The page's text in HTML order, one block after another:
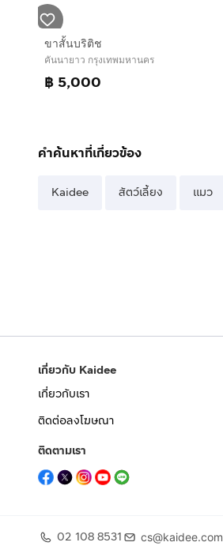
ขาสั้นบริติช
คันนายาว กรุงเทพมหานคร
฿ 5,000
คำค้นหาที่เกี่ยวข้อง
Kaidee สัตว์เลี้ยง แมว
เกี่ยวกับ Kaidee
เกี่ยวกับเรา
ติดต่อลงโฆษณา
ติดตามเรา
02 108 8531 cs@kaidee.com